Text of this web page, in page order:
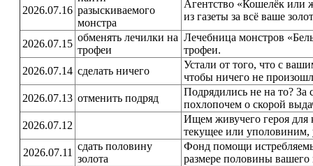
2026.07.16 разыскиваемого
монстра
Агентство «Кошелёк или
из газеты за всё ваше
2026.07.15
обменять лечилки на
трофеи
Лечебница монстров
трофеи.
2026.07.14 сделать ничего
Устали от того, что с
чтобы ничего не
2026.07.13 отменить подряд
Подрядились не на то?
похлопочем о скорой
2026.07.12
Ищем живучего героя для
текущее или уполовиним,
2026.07.11
сдать половину
золота
Фонд помощи
размере половины вашего